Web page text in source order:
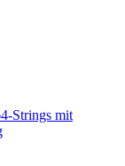
Strings mit